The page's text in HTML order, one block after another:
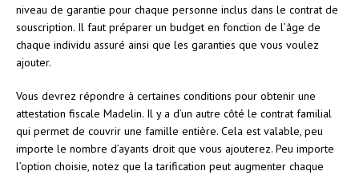
niveau de garantie pour chaque personne inclus dans le contrat de
souscription. Il faut préparer un budget en fonction de l’âge de
chaque individu assuré ainsi que les garanties que vous voulez
ajouter.
Vous devrez répondre à certaines conditions pour obtenir une
attestation fiscale Madelin. Il y a d’un autre côté le contrat familial
qui permet de couvrir une famille entière. Cela est valable, peu
importe le nombre d’ayants droit que vous ajouterez. Peu importe
l’option choisie, notez que la tarification peut augmenter chaque